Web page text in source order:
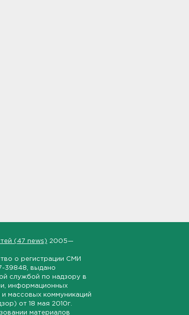
(47 news) 2005—
о регистрации СМИ
39848 , выдано
службой по надзору в
информационных
и массовых коммуникаций
от 18 мая 2010г.
материалов